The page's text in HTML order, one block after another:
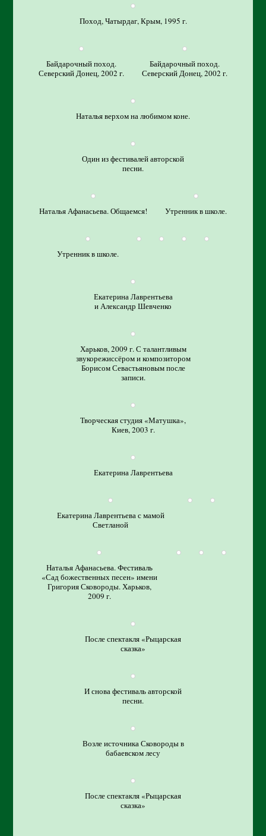
Поход, Чатырдаг, Крым, 1995 г.
Байдарочный поход.
Северский Донец, 2002 г.
Байдарочный поход.
Северский Донец, 2002 г.
Наталья верхом на любимом коне.
Один из фестивалей авторской
песни.
Наталья Афанасьева. Общаемся! Утренник в школе.
Утренник в школе.
Екатерина Лаврентьева
и Александр Шевченко
Харьков, 2009 г. С талантливым
звукорежиссёром и композитором
Борисом Севастьяновым после
записи.
Творческая студия «Матушка»,
Киев, 2003 г.
Екатерина Лаврентьева
Екатерина Лаврентьева с мамой
Светланой
Наталья Афанасьева. Фестиваль
«Сад божественных песен» имени
Григория Сковороды. Харьков,
2009 г.
После спектакля «Рыцарская
сказка»
И снова фестиваль авторской
песни.
Возле источника Сковороды в
бабаевском лесу
После спектакля «Рыцарская
сказка»